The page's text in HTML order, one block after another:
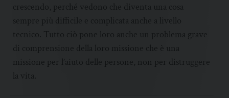
crescendo, perché vedono che diventa una cosa
sempre più difficile e complicata anche a livello
tecnico. Tutto ciò pone loro anche un problema grave
di comprensione della loro missione che è una
missione per l’aiuto delle persone, non per distruggere
la vita.